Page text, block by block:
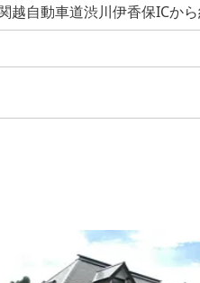
越自動車道渋川伊香保ICか